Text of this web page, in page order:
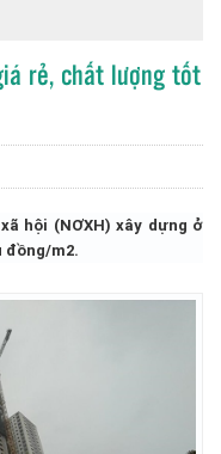
rẻ, chất lượng tốt
hội (NƠXH) xây dựng ở
đồng/m2.